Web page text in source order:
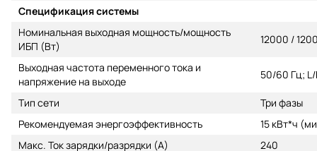
Спецификация системы
Номинальная выходная мощность/мощность
ИБП (Вт)
12000 /
Выходная частота переменного тока и
напряжение на выходе
50/60 Гц;
Тип сети
Три фазы
Рекомендуемая энергоэффективность
15 кВт*ч
Макс. Ток зарядки/разрядки (A)
240